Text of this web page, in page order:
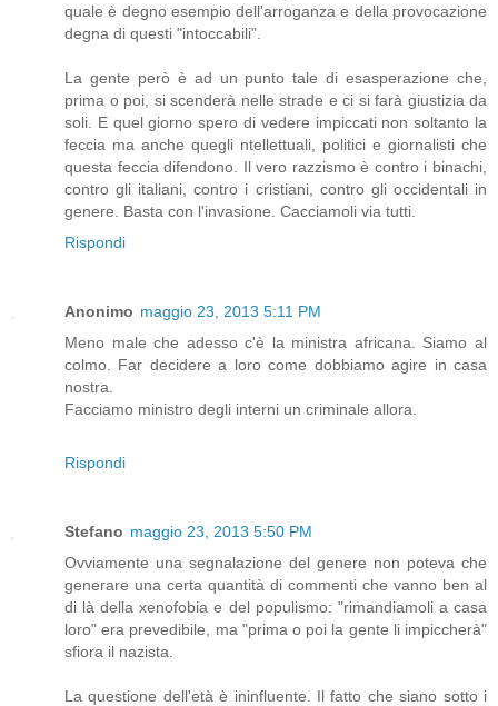
quale è degno esempio dell'arroganza e della provocazione
degna di questi "intoccabili".
La gente però è ad un punto tale di esasperazione che,
prima o poi, si scenderà nelle strade e ci si farà giustizia da
soli. E quel giorno spero di vedere impiccati non soltanto la
feccia ma anche quegli ntellettuali, politici e giornalisti che
questa feccia difendono. Il vero razzismo è contro i binachi,
contro gli italiani, contro i cristiani, contro gli occidentali in
genere. Basta con l'invasione. Cacciamoli via tutti.
Rispondi
Anonimo maggio 23, 2013 5:11 PM
Meno male che adesso c'è la ministra africana. Siamo al
colmo. Far decidere a loro come dobbiamo agire in casa
nostra.
Facciamo ministro degli interni un criminale allora.
Rispondi
Stefano maggio 23, 2013 5:50 PM
Ovviamente una segnalazione del genere non poteva che
generare una certa quantità di commenti che vanno ben al
di là della xenofobia e del populismo: "rimandiamoli a casa
loro" era prevedibile, ma "prima o poi la gente li impiccherà"
sfiora il nazista.
La questione dell'età è ininfluente. Il fatto che siano sotto i